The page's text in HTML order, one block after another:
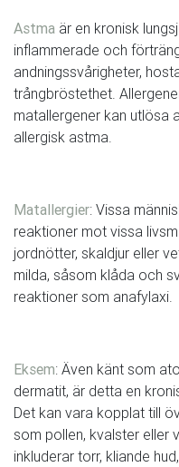
Astma är en kronisk
inflammerade och
andningssvårigheter,
trångbröstethet.
matallergener kan utlösa
allergisk astma.
Matallergier: Vissa
reaktioner mot vissa
jordnötter, skaldjur eller
milda, såsom klåda och
reaktioner som anafylaxi.
Eksem: Även känt som
dermatit, är detta en
Det kan vara kopplat till
som pollen, kvalster eller
inkluderar torr, kliande